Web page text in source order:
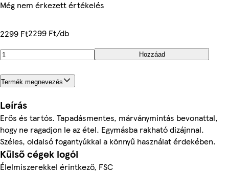
Még nem érkezett értékelés
2299 Ft2299 Ft/db
Hozzáad
Termék megnevezés
Leírás
Erős és tartós. Tapadásmentes, márványmintás bevonattal,
hogy ne ragadjon le az étel. Egymásba rakható dizájnnal.
Széles, oldalsó fogantyúkkal a könnyű használat érdekében.
Külső cégek logói
Élelmiszerekkel érintkező, FSC